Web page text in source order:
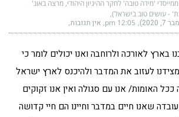
'מידה טובה' לחקר ההיגיון היהודי, מרצה באונ'
- עושים טוב בישראל)
12:05 pm אין תגובות
בארץ לאורכה ולרוחבה ואנו יכולים לומר כי
לעזוב את המדבר ולהיכנס לארץ ישראל
האומות/ אנו עם סגולה ואין אנו זקוקים
שאנו חיים במדבר וחיינו הם חיי קדושה